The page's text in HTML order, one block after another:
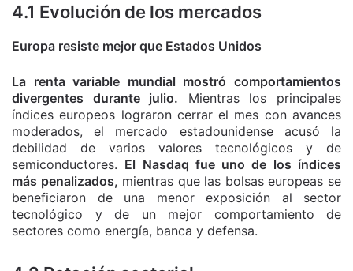
4.1 Evolución de los mercados
Europa resiste mejor que Estados Unidos
La renta variable mundial mostró comportamientos
divergentes durante julio. Mientras los principales
índices europeos lograron cerrar el mes con avances
moderados, el mercado estadounidense acusó la
debilidad de varios valores tecnológicos y de
semiconductores. El Nasdaq fue uno de los índices
más penalizados, mientras que las bolsas europeas se
beneficiaron de una menor exposición al sector
tecnológico y de un mejor comportamiento de
sectores como energía, banca y defensa.